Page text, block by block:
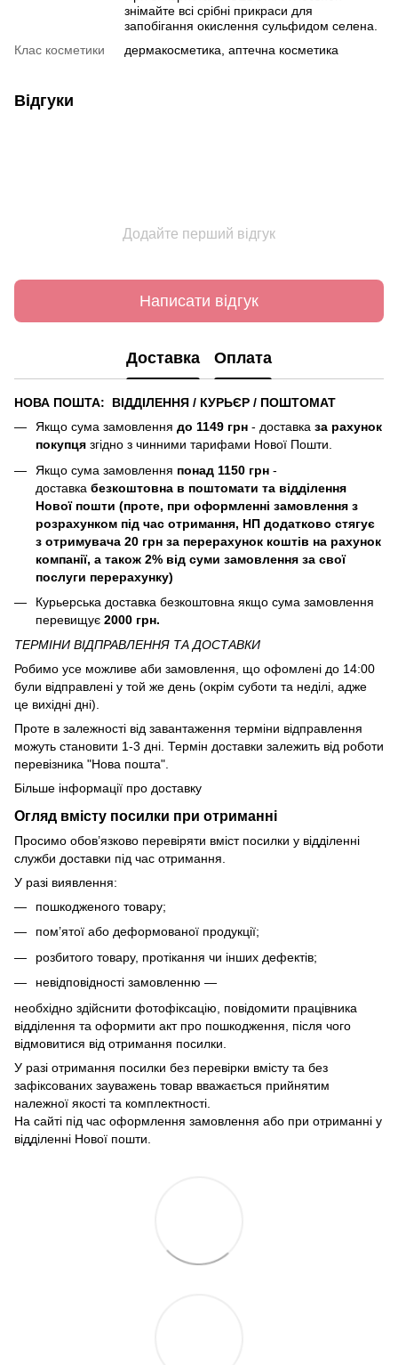
знімайте всі срібні прикраси для
запобігання окислення сульфидом селена.
Клас косметики
дермакосметика, аптечна косметика
Відгуки
Додайте перший відгук
Написати відгук
Доставка Оплата
НОВА ПОШТА: ВІДДІЛЕННЯ / КУРЬЄР / ПОШТОМАТ
Якщо сума замовлення до 1149 грн - доставка за рахунок
покупця згідно з чинними тарифами Нової Пошти.
Якщо сума замовлення понад 1150 грн -
доставка безкоштовна в поштомати та відділення
Нової пошти (проте, при оформленні замовлення з
розрахунком під час отримання, НП додатково стягує
з отримувача 20 грн за перерахунок коштів на рахунок
компанії, а також 2% від суми замовлення за свої
послуги перерахунку)
Курьерська доставка безкоштовна якщо сума замовлення
перевищує 2000 грн.
ТЕРМІНИ ВІДПРАВЛЕННЯ ТА ДОСТАВКИ
Робимо усе можливе аби замовлення, що офомлені до 14:00
були відправлені у той же день (окрім суботи та неділі, адже
це вихідні дні).
Проте в залежності від завантаження терміни відправлення
можуть становити 1-3 дні. Термін доставки залежить від роботи
перевізника "Нова пошта".
Більше інформації про доставку
Огляд вмісту посилки при отриманні
Просимо обов’язково перевіряти вміст посилки у відділенні
служби доставки під час отримання.
У разі виявлення:
пошкодженого товару;
пом’ятої або деформованої продукції;
розбитого товару, протікання чи інших дефектів;
невідповідності замовленню —
необхідно здійснити фотофіксацію, повідомити працівника
відділення та оформити акт про пошкодження, після чого
відмовитися від отримання посилки.
У разі отримання посилки без перевірки вмісту та без
зафіксованих зауважень товар вважається прийнятим
належної якості та комплектності.
На сайті під час оформлення замовлення або при отриманні у
відділенні Нової пошти.